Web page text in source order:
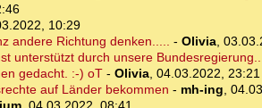
10:29
andere Richtung denken..... - Olivia,
unterstützt durch unsere
gedacht. :-) oT- Olivia, 04.03.2022, 23:21
auf Länder bekommen - mh-ing,